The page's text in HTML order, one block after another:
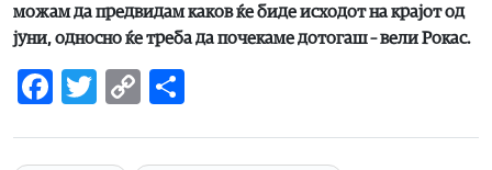
можам да предвидам каков ќе биде исходот на крајот од
јуни, односно ќе треба да почекаме дотогаш – вели Рокас.
Facebook
Twitter
Copy